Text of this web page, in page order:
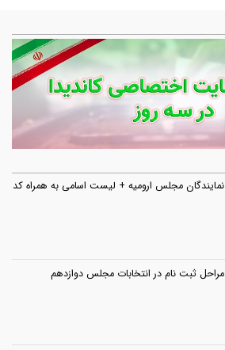
نمایندگان مجلس ارومیه + لیست اسامی به همراه کد
مراحل ثبت نام در انتخابات مجلس دوازدهم